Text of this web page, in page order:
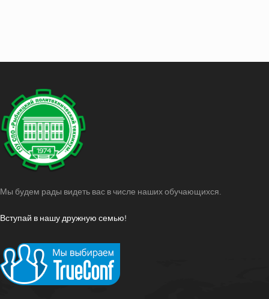
Мы будем рады видеть вас в числе наших обучающихся.
Вступай в нашу дружную семью!